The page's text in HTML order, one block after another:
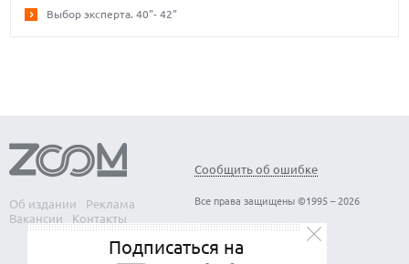
Выбор эксперта. 40"- 42"
Об издании
Реклама
Вакансии
Контакты
Сообщить об ошибке
Все права защищены ©1995 – 2026
Подписаться на